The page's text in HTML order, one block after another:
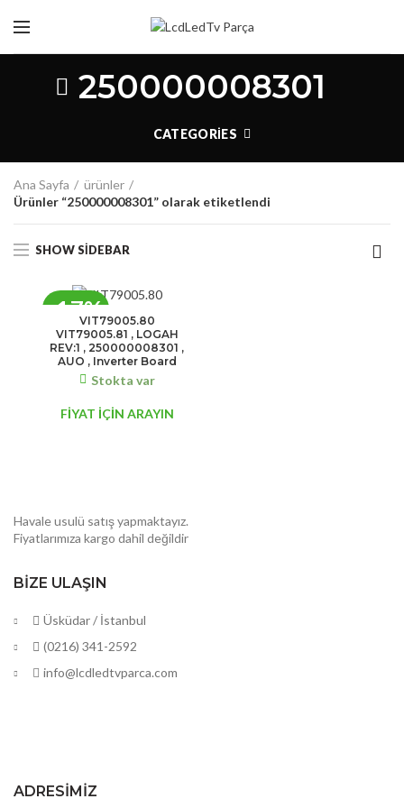
250000008301
CATEGORIES
Ana Sayfa
ürünler
Ürünler “250000008301” olarak etiketlendi
SHOW SIDEBAR
-17%VIT79005.80
VIT79005.81 , LOGAH
REV:1 , 250000008301 ,
AUO , Inverter Board
FİYAT İÇİN ARAYIN
Stokta var
Havale usulü satış yapmaktayız.
Fiyatlarımıza kargo dahil değildir
BIZE ULAŞIN
Üsküdar / İstanbul
(0216) 341-2592
info@lcdledtvparca.com
ADRESIMIZ